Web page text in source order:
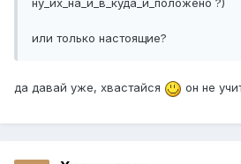
ну_их_на_и_в_куда_и_положено ?)
или только настоящие?
да давай уже, хвастайся он не